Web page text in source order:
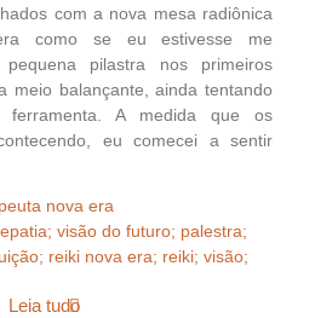
com a nova mesa radiônica
como se eu estivesse me
pilastra nos primeiros
meio balançante, ainda tentando
A medida que os
eu comecei a sentir
nova era
visão do futuro; palestra;
reiki nova era; reiki; visão;
Leia tudo